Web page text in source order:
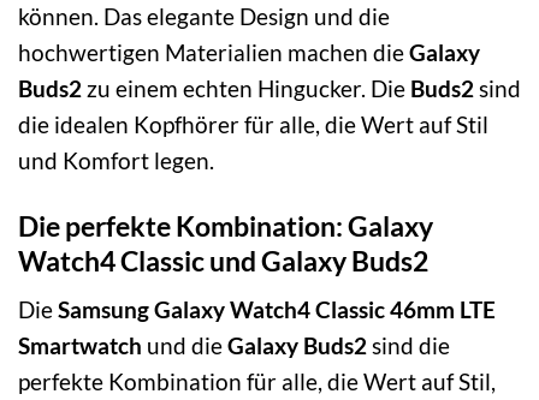
können. Das elegante Design und die
hochwertigen Materialien machen dieGalaxy
Buds2 zu einem echten Hingucker. Die Buds2 sind
die idealen Kopfhörer für alle, die Wert auf Stil
und Komfort legen.
Die perfekte Kombination: Galaxy
Watch4 Classic und Galaxy Buds2
DieSamsung Galaxy Watch4 Classic 46mm LTE
Smartwatch und dieGalaxy Buds2 sind die
perfekte Kombination für alle, die Wert auf Stil,